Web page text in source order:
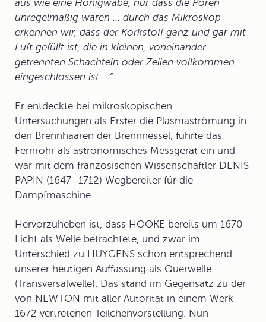
aus wie eine Honigwabe, nur dass die Poren
unregelmäßig waren ... durch das Mikroskop
erkennen wir, dass der Korkstoff ganz und gar mit
Luft gefüllt ist, die in kleinen, voneinander
getrennten Schachteln oder Zellen vollkommen
eingeschlossen ist ...“
Er entdeckte bei mikroskopischen
Untersuchungen als Erster die Plasmaströmung in
den Brennhaaren der Brennnessel, führte das
Fernrohr als astronomisches Messgerät ein und
war mit dem französischen Wissenschaftler DENIS
PAPIN (1647–1712) Wegbereiter für die
Dampfmaschine.
Hervorzuheben ist, dass HOOKE bereits um 1670
Licht als Welle betrachtete, und zwar im
Unterschied zu HUYGENS schon entsprechend
unserer heutigen Auffassung als Querwelle
(Transversalwelle). Das stand im Gegensatz zu der
von NEWTON mit aller Autorität in einem Werk
1672 vertretenen Teilchenvorstellung. Nun